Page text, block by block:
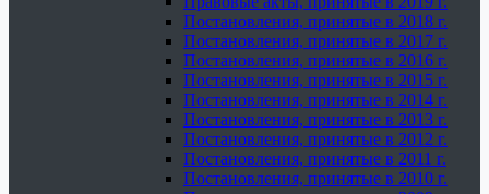
Постановления, принятые в 2018 г.
Постановления, принятые в 2017 г.
Постановления, принятые в 2016 г.
Постановления, принятые в 2015 г.
Постановления, принятые в 2014 г.
Постановления, принятые в 2013 г.
Постановления, принятые в 2012 г.
Постановления, принятые в 2011 г.
Постановления, принятые в 2010 г.